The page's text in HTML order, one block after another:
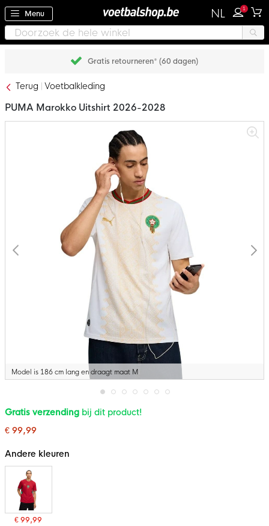
Menu NL 1
Gratis retourneren* (60 dagen)
Terug Voetbalkleding
Model is 186 cm lang en draagt maat M
Ga
naar
begin
de
PUMA Marokko Uitshirt 2026-2028
Gratis verzending bij dit product!
€ 99,99
Andere kleuren
€ 99,99